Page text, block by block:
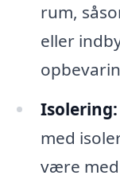
rum,
eller
Isolering:
med
være